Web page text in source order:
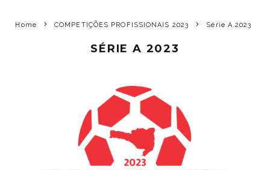
Home COMPETIÇÕES PROFISSIONAIS 2023 Série A 2023
SÉRIE A 2023